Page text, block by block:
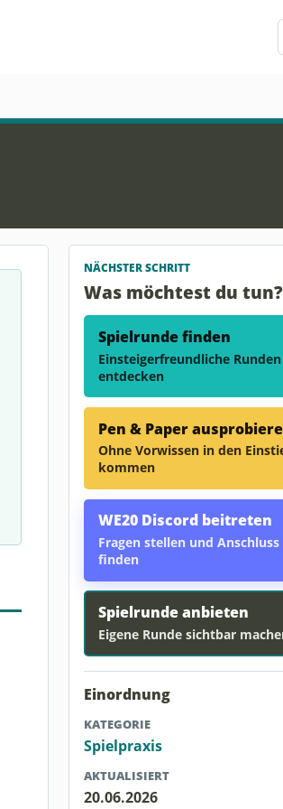
NÄCHSTER SCHRITT
Was möchtest du tun?
Spielrunde finden
Einsteigerfreundliche Runden
entdecken
Pen & Paper
Ohne Vorwissen in den
kommen
WE20 Discord beitreten
Fragen stellen und Anschluss
finden
Spielrunde anbieten
Eigene Runde sichtbar
Einordnung
KATEGORIE
Spielpraxis
AKTUALISIERT
20.06.2026